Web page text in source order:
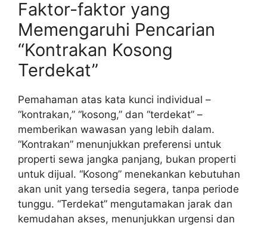
Faktor-faktor yang
Memengaruhi Pencarian
“Kontrakan Kosong
Terdekat”
Pemahaman atas kata kunci individual –
“kontrakan,” “kosong,” dan “terdekat” –
memberikan wawasan yang lebih dalam.
“Kontrakan” menunjukkan preferensi untuk
properti sewa jangka panjang, bukan properti
untuk dijual. “Kosong” menekankan kebutuhan
akan unit yang tersedia segera, tanpa periode
tunggu. “Terdekat” mengutamakan jarak dan
kemudahan akses, menunjukkan urgensi dan